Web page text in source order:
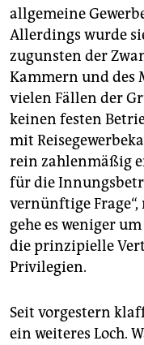
allgemeine
Allerdings wurde
zugunsten der
Kammern und des
vielen Fällen der
keinen festen
mit
rein zahlenmäßig
für die
vernünftige
gehe es weniger
die prinzipielle
Privilegien.
Seit vorgestern
ein weiteres Loch.